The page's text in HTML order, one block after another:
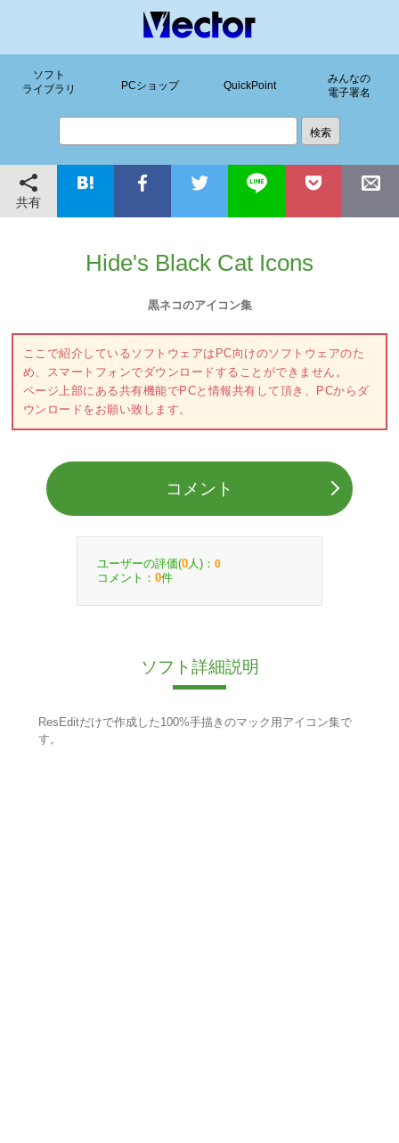
ソフト
ライブラリ
PCショップ QuickPoint
みんなの
電子署名
共有
Hide's Black Cat Icons
黒ネコのアイコン集
ここで紹介しているソフトウェアはPC向けのソフトウェアのた
め、スマートフォンでダウンロードすることができません。
ページ上部にある共有機能でPCと情報共有して頂き、PCからダ
ウンロードをお願い致します。
コメント
ユーザーの評価(0 人)： 0
コメント： 0件
ソフト詳細説明
ResEditだけで作成した100%手描きのマック用アイコン集で
す。